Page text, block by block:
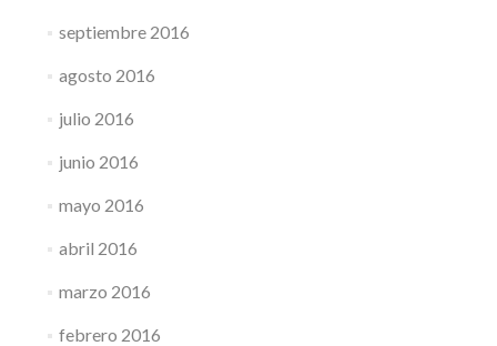
septiembre 2016
agosto 2016
julio 2016
junio 2016
mayo 2016
abril 2016
marzo 2016
febrero 2016